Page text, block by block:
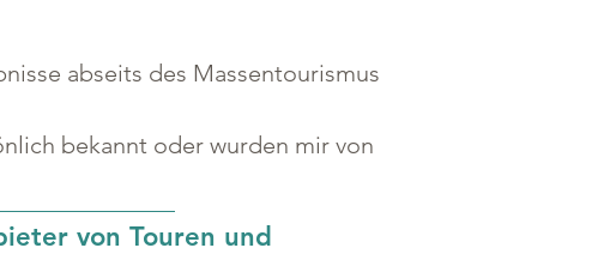
abseits des Massentourismus
bekannt oder wurden mir von
von Touren und